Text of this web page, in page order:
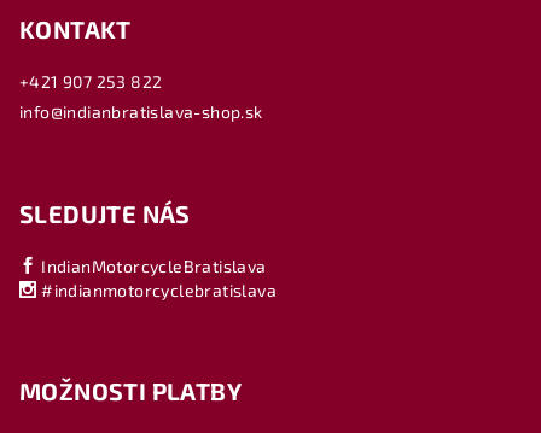
KONTAKT
+421 907 253 822
info@indianbratislava-shop.sk
SLEDUJTE NÁS
IndianMotorcycleBratislava
#indianmotorcyclebratislava
MOŽNOSTI PLATBY